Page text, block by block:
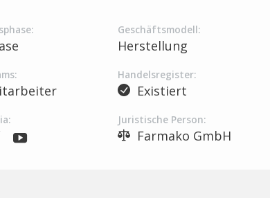
Geschäftsmodell:
Herstellung
Handelsregister:
Existiert
Juristische Person:
Farmako GmbH